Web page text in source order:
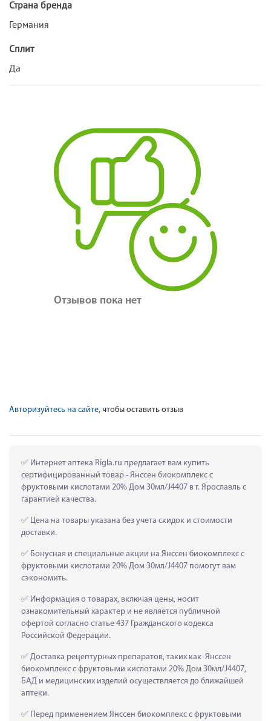
Страна бренда
Германия
Сплит
Да
Отзывов пока нет
Авторизуйтесь на сайте, чтобы оставить отзыв
Интернет аптека Rigla.ru предлагает вам купить
сертифицированный товар - Янссен биокомплекс с
фруктовыми кислотами 20% Дом 30мл/J4407 в г. Ярославль с
гарантией качества.
Цена на товары указана без учета скидок и стоимости
доставки.
Бонусная и специальные акции на Янссен биокомплекс с
фруктовыми кислотами 20% Дом 30мл/J4407 помогут вам
сэкономить.
Информация о товарах, включая цены, носит
ознакомительный характер и не является публичной
офертой согласно статье 437 Гражданского кодекса
Российской Федерации.
Доставка рецептурных препаратов, таких как  Янссен
биокомплекс с фруктовыми кислотами 20% Дом 30мл/J4407,
БАД и медицинских изделий осуществляется до ближайшей
аптеки.
Перед применением Янссен биокомплекс с фруктовыми